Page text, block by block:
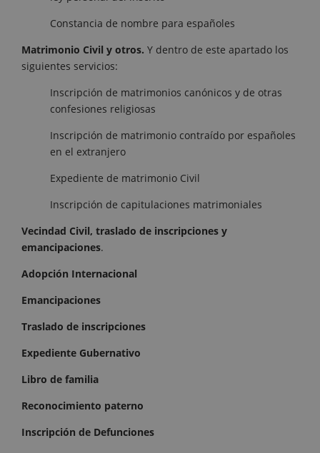
Constancia de nombre para españoles
Matrimonio Civil y otros. Y dentro de este apartado los
siguientes servicios:
Inscripción de matrimonios canónicos y de otras
confesiones religiosas
Inscripción de matrimonio contraído por españoles
en el extranjero
Expediente de matrimonio Civil
Inscripción de capitulaciones matrimoniales
Vecindad Civil, traslado de inscripciones y
emancipaciones.
Adopción Internacional
Emancipaciones
Traslado de inscripciones
Expediente Gubernativo
Libro de familia
Reconocimiento paterno
Inscripción de Defunciones